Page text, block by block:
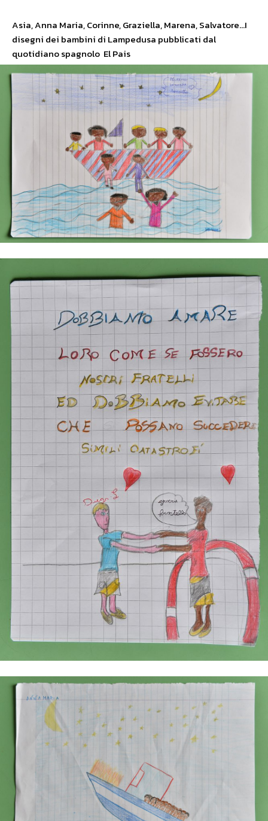
Asia, Anna Maria, Corinne, Graziella, Marena, Salvatore…I
disegni dei bambini di Lampedusa pubblicati dal
quotidiano spagnolo El Pais